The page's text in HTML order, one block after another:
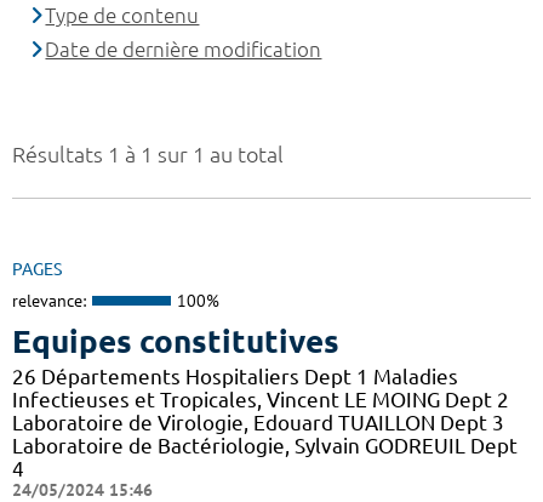
Résultats 1 à 1 sur 1 au total
PAGES
relevance: 100%
Equipes constitutives
26 Départements Hospitaliers Dept 1 Maladies
Infectieuses et Tropicales, Vincent LE MOING Dept 2
Laboratoire de Virologie, Edouard TUAILLON Dept 3
Laboratoire de Bactériologie, Sylvain GODREUIL Dept
4
24/05/2024 15:46
Type de contenu
Date de dernière modification